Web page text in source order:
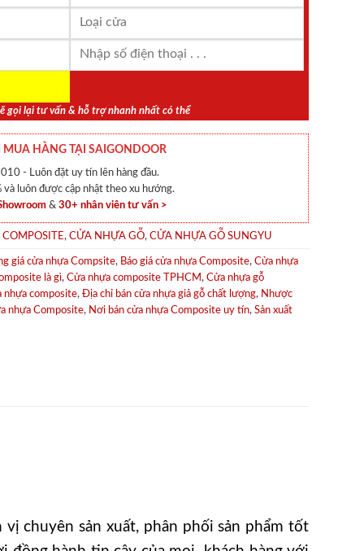
gọi lại tư vấn & hỗ trợ nhanh nhất có thể
MUA HÀNG TẠI SAIGONDOOR
- Luôn đặt uy tín lên hàng đầu.
và luôn được cập nhật theo xu hướng.
& 30+ nhân viên tư vấn >
, CỬA NHỰA GỖ, CỬA NHỰA GỖ SUNGYU
giá cửa nhựa Compsite, Báo giá cửa nhựa Composite, Cửa nhựa
là gì, Cửa nhựa composite TPHCM, Cửa nhựa gỗ
nhựa composite, Địa chỉ bán cửa nhựa giả gỗ chất lượng, Nhược
nhựa Composite, Nơi bán cửa nhựa Composite uy tín, Sản xuất
vị chuyên sản xuất, phân phối sản phẩm tốt